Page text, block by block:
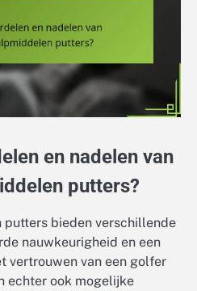
en nadelen van
putters?
bieden verschillende
nauwkeurigheid en een
vertrouwen van een golfer
echter ook mogelijke